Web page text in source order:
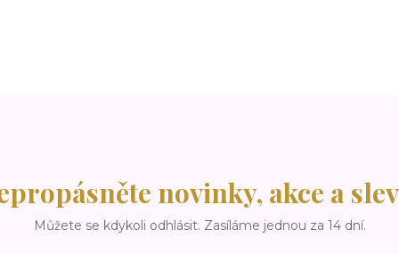
novinky, akce a
Můžete se kdykoli odhlásit. Zasíláme jednou za 14 dní.